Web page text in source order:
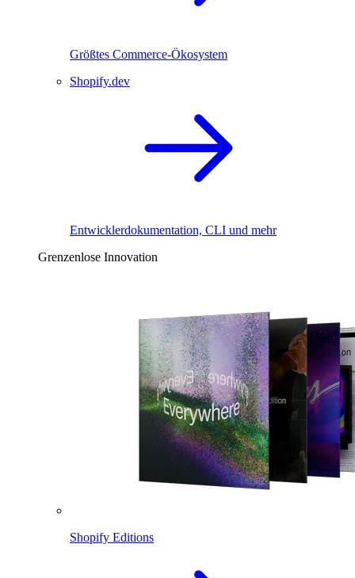
Größtes Commerce-Ökosystem
Shopify.dev
Entwicklerdokumentation, CLI und mehr
Grenzenlose Innovation
Shopify Editions